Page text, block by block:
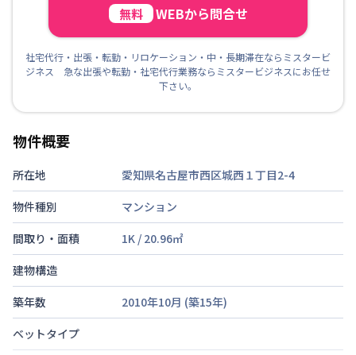
無料 WEBから問合せ
社宅代行・出張・転勤・リロケーション・中・長期滞在ならミスタービ
ジネス 急な出張や転勤・社宅代行業務ならミスタービジネスにお任せ
下さい。
物件概要
所在地
愛知県名古屋市西区城西１丁目2-4
物件種別
マンション
間取り・面積
1K / 20.96㎡
建物構造
築年数
2010年10月 (築15年)
ベットタイプ